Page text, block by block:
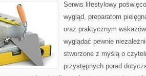
Serwis lifestylowy
wygląd, preparatom
oraz praktycznym
wyglądać pewnie
stworzone z myślą o
przystępnych porad